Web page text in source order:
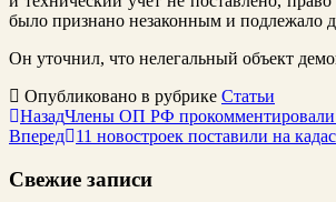
было признано незаконным и подлежало
Он уточнил, что нелегальный объект
Опубликовано в рубрике Статьи
НазадЧлены ОП РФ прокомментировали
Вперед
11 новостроек поставили на
Свежие записи